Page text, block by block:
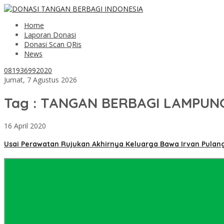
Home
Laporan Donasi
Donasi Scan QRis
News
081936992020
Jumat, 7 Agustus 2026
Tag : TANGAN BERBAGI
16 April 2020
Usai Perawatan Rujukan Akhirnya Keluarga Bawa Irvan